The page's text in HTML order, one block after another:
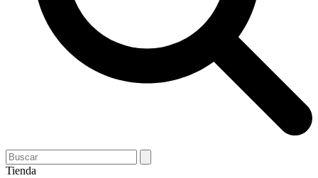
Open
mobile
Close
mobile
Search
Tienda